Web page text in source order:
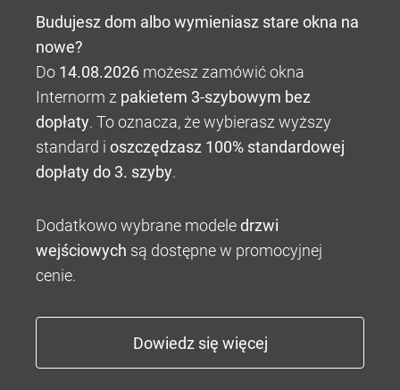
Budujesz dom albo wymieniasz stare okna na
nowe?
Do 14.08.2026 możesz zamówić okna
Internorm z pakietem 3-szybowym bez
dopłaty. To oznacza, że wybierasz wyższy
standard i oszczędzasz 100% standardowej
dopłaty do 3. szyby.
Dodatkowo wybrane modeledrzwi
wejściowych są dostępne w promocyjnej
cenie.